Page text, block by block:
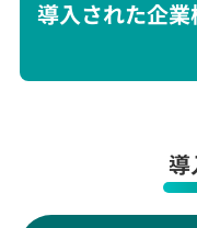
導入された企業
導